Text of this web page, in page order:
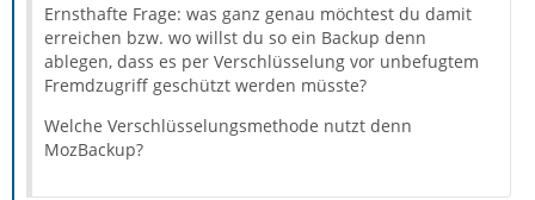
Ernsthafte Frage: was ganz genau möchtest du damit
erreichen bzw. wo willst du so ein Backup denn
ablegen, dass es per Verschlüsselung vor unbefugtem
Fremdzugriff geschützt werden müsste?
Welche Verschlüsselungsmethode nutzt denn
MozBackup?